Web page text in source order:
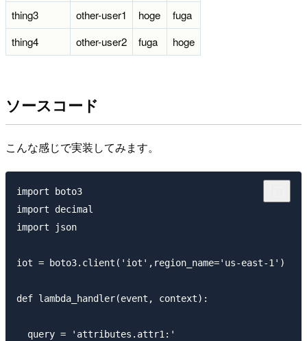
thing3
other-user1 hoge
fuga
thing4
other-user2 fuga hoge
ソースコード
こんな感じで実装してみます。
import boto3
import decimal
import json
iot = boto3.client('iot',region_name='us-east-1')
def lambda_handler(event, context):
  query = 'attributes.attr1:'